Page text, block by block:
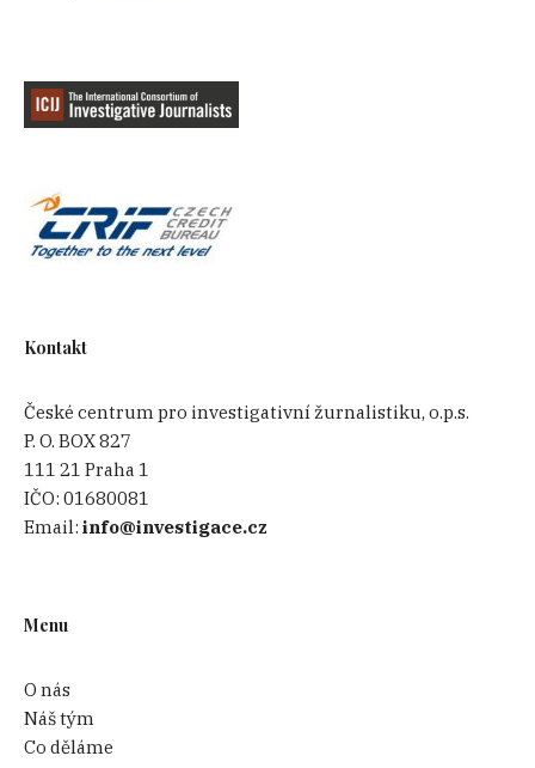
Kontakt
České centrum pro investigativní žurnalistiku, o.p.s.
P. O. BOX 827
111 21 Praha 1
IČO:01680081
Email:info@investigace.cz
Menu
O nás
Náš tým
Co děláme